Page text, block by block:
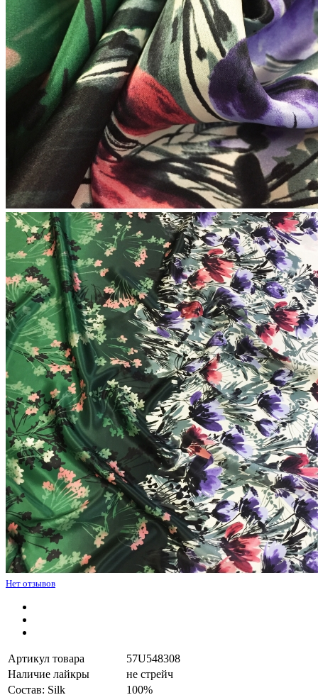
Нет отзывов
Артикул товара
57U548308
Наличие лайкры
не стрейч
Состав: Silk
100%